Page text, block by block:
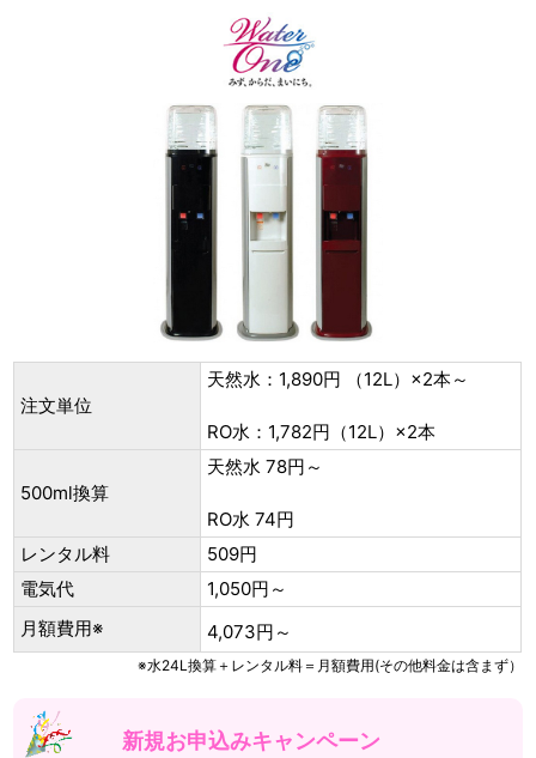
注文単位
天然水：1,890円 （12L）×2本～
RO水：1,782円（12L）×2本
500ml換算
天然水 78円～
RO水 74円
レンタル料
509円
電気代
1,050円～
月額費用※
4,073円～
※水24L換算＋レンタル料＝月額費用(その他料金は含まず）
新規お申込みキャンペーン